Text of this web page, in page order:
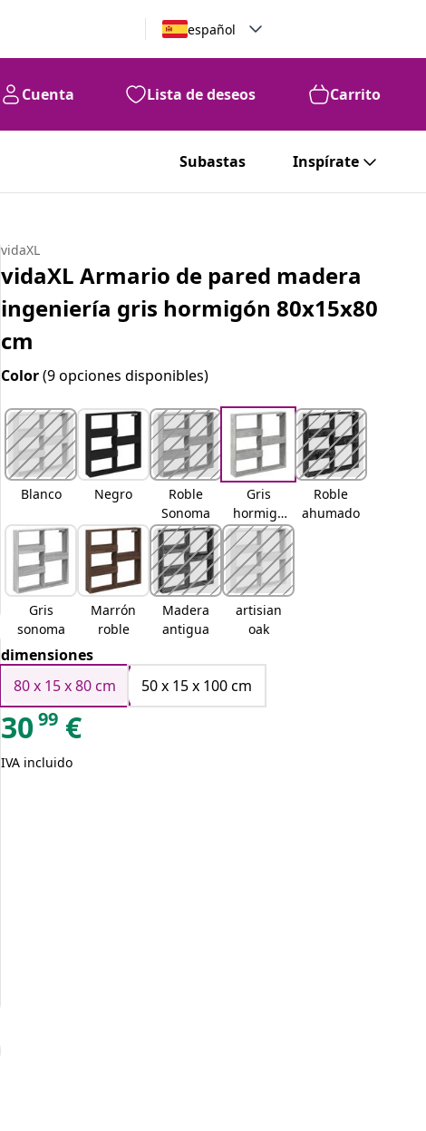
español
Cuenta Lista de deseos Carrito
Subastas Inspírate
vidaXL
vidaXL Armario de pared madera
ingeniería gris hormigón 80x15x80
cm
Color(9 opciones disponibles)
Blanco Negro
Roble
Sonoma
Gris
hormigó
n
Roble
ahumado
Gris
sonoma
Marrón
roble
Madera
antigua
artisian
oak
dimensiones
80 x 15 x 80 cm
50 x 15 x 100 cm
3099 €
IVA incluido